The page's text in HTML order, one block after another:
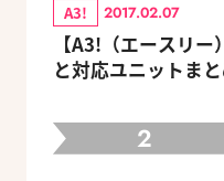
A3! 2017.02.07
【A3!（エースリ
と対応ユニットまと
2